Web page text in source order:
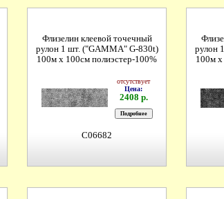
Флизелин клеевой точечный
рулон 1 шт. ("GAMMA" G-830t)
100м х 100см полиэстер-100%
отсутствует
Цена:
2408 р.
C06682
рулон
100м х